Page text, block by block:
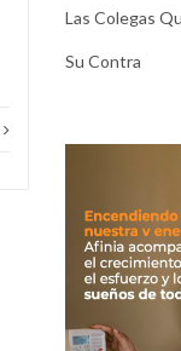
Las Colegas
Su Contra